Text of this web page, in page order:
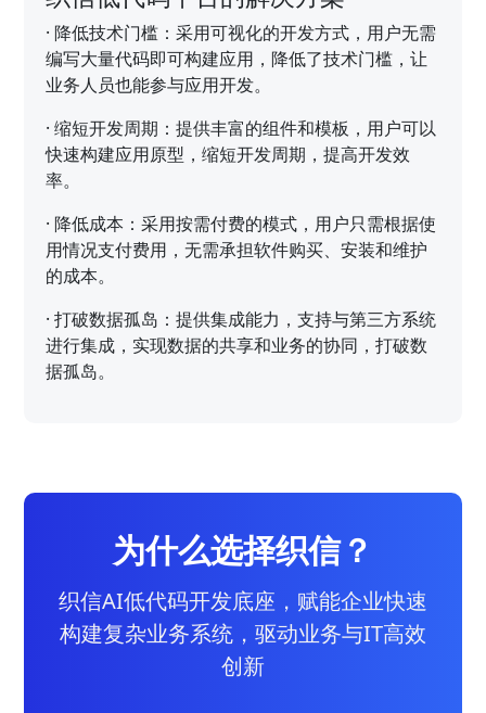
·降低技术门槛：采用可视化的开发方式，用户无需
编写大量代码即可构建应用，降低了技术门槛，让
业务人员也能参与应用开发。
·缩短开发周期：提供丰富的组件和模板，用户可以
快速构建应用原型，缩短开发周期，提高开发效
率。
·降低成本：采用按需付费的模式，用户只需根据使
用情况支付费用，无需承担软件购买、安装和维护
的成本。
·打破数据孤岛：提供集成能力，支持与第三方系统
进行集成，实现数据的共享和业务的协同，打破数
据孤岛。
为什么选择织信？
织信AI低代码开发底座，赋能企业快速
构建复杂业务系统，驱动业务与IT高效
创新